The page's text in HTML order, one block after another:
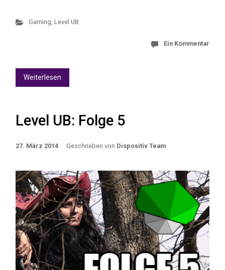
Gaming Level UB
Ein Kommentar
Weiterlesen
Level UB: Folge 5
27. März 2014 Geschrieben von Dispositiv Team